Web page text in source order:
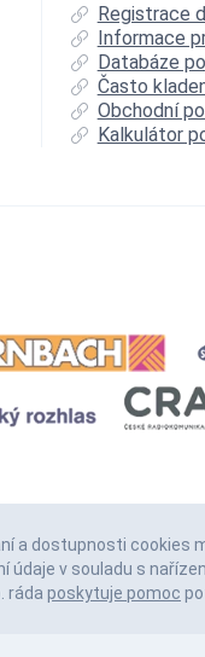
Registrace
Informace
Databáze
Často
Obchodní
Kalkulátor
a dostupnosti cookies
údaje v souladu s
ráda poskytuje pomoc